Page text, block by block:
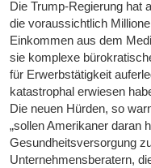
Die Trump-Regierung hat
die voraussichtlich
Einkommen aus dem
sie komplexe
für Erwerbstätigkeit
katastrophal erwiesen
Die neuen Hürden, so
„sollen Amerikaner daran
Gesundheitsversorgung
Unternehmensberatern,